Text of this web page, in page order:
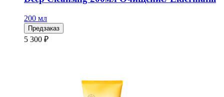
200 мл
Предзаказ
5 300 ₽